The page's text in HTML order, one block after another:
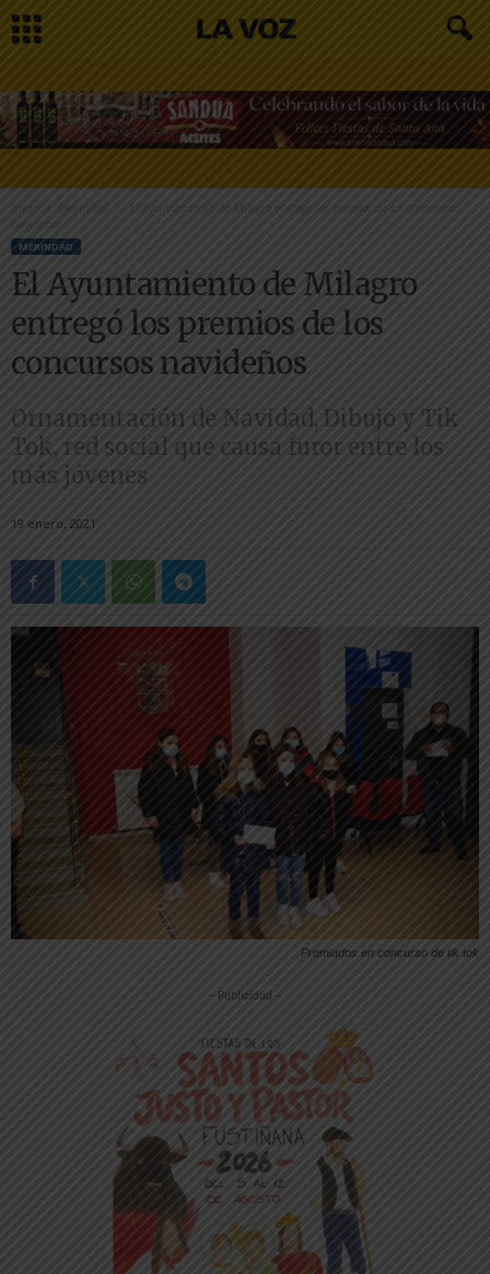
Inicio
El Ayuntamiento de Milagro entregó los premios de los concursos
navideños
MERINDAD
El Ayuntamiento de Milagro
entregó los premios de los
concursos navideños
Ornamentación de Navidad, Dibujo y Tik
Tok, red social que causa furor entre los
más jóvenes
19 enero, 2021
Premiados en concurso de tik tok
-- Publicidad --